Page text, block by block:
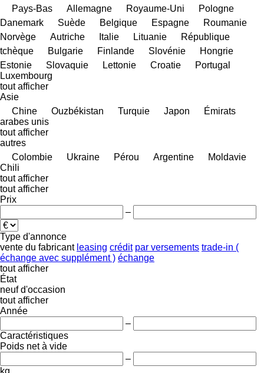
Pays-Bas
Allemagne Royaume-Uni
Pologne
Danemark
Suède Belgique Espagne
Roumanie
Norvège
Autriche Italie Lituanie
République
tchèque
Bulgarie Finlande Slovénie
Hongrie
Estonie
Slovaquie Lettonie Croatie
Portugal
Luxembourg
tout afficher
Asie
Chine
Ouzbékistan Turquie Japon
Émirats
arabes unis
tout afficher
autres
Colombie
Ukraine Pérou Argentine
Moldavie
Chili
tout afficher
tout afficher
Prix
–
Type d'annonce
vente du fabricant leasing crédit par versements trade-in (
échange avec supplément ) échange
tout afficher
État
neuf d'occasion
tout afficher
Année
–
Caractéristiques
Poids net à vide
–
kg